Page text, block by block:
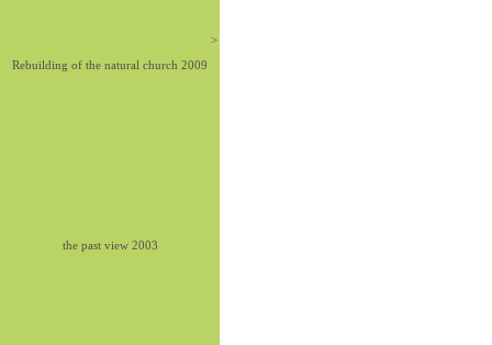
>
Rebuilding of the natural church 2009
the past view 2003